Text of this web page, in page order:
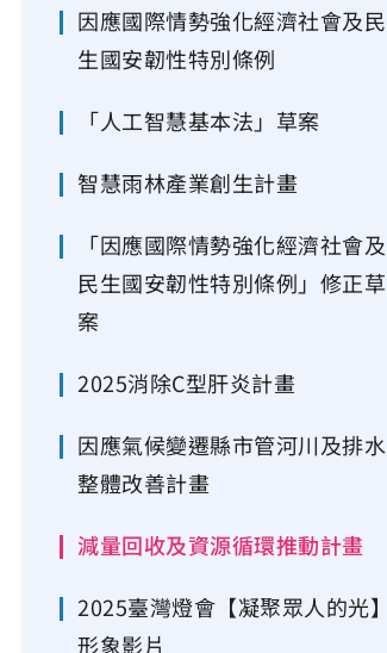
因應國際情勢強化經濟社會及民
生國安韌性特別條例
「人工智慧基本法」草案
智慧雨林產業創生計畫
「因應國際情勢強化經濟社會及
民生國安韌性特別條例」修正草
案
2025消除C型肝炎計畫
因應氣候變遷縣市管河川及排水
整體改善計畫
減量回收及資源循環推動計畫
2025臺灣燈會【凝聚眾人的光】
形象影片